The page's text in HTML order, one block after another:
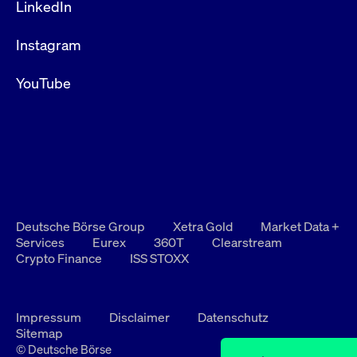
LinkedIn
Instagram
YouTube
Deutsche Börse Group Xetra Gold
Market Data +
Services
Eurex 360T
Clearstream
Crypto Finance
ISS STOXX
Impressum Disclaimer
Datenschutz
Sitemap
© Deutsche Börse